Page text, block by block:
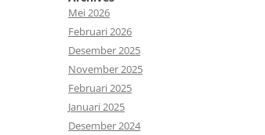
Mei 2026
Februari 2026
Desember 2025
November 2025
Februari 2025
Januari 2025
Desember 2024